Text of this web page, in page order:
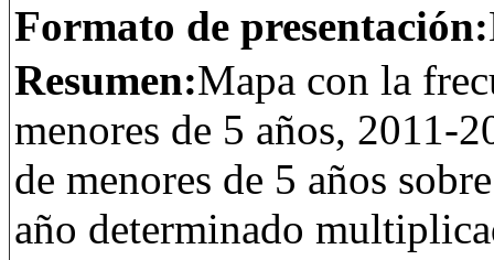
Formato de presentación:
Resumen:Mapa con la
menores de 5 años, 2011-
de menores de 5 años
año determinado